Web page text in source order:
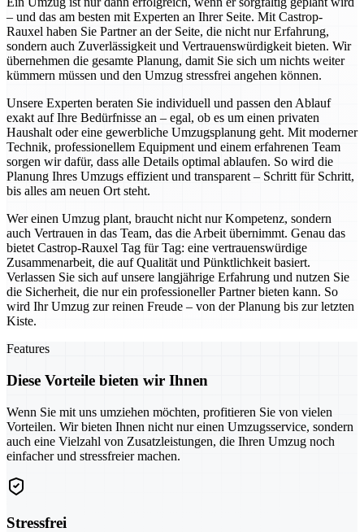
– und das am besten mit Experten an Ihrer Seite. Mit Castrop-
Rauxel haben Sie Partner an der Seite, die nicht nur Erfahrung,
sondern auch Zuverlässigkeit und Vertrauenswürdigkeit bieten. Wir
übernehmen die gesamte Planung, damit Sie sich um nichts weiter
kümmern müssen und den Umzug stressfrei angehen können.
Unsere Experten beraten Sie individuell und passen den Ablauf
exakt auf Ihre Bedürfnisse an – egal, ob es um einen privaten
Haushalt oder eine gewerbliche Umzugsplanung geht. Mit moderner
Technik, professionellem Equipment und einem erfahrenen Team
sorgen wir dafür, dass alle Details optimal ablaufen. So wird die
Planung Ihres Umzugs effizient und transparent – Schritt für Schritt,
bis alles am neuen Ort steht.
Wer einen Umzug plant, braucht nicht nur Kompetenz, sondern
auch Vertrauen in das Team, das die Arbeit übernimmt. Genau das
bietet Castrop-Rauxel Tag für Tag: eine vertrauenswürdige
Zusammenarbeit, die auf Qualität und Pünktlichkeit basiert.
Verlassen Sie sich auf unsere langjährige Erfahrung und nutzen Sie
die Sicherheit, die nur ein professioneller Partner bieten kann. So
wird Ihr Umzug zur reinen Freude – von der Planung bis zur letzten
Kiste.
Features
Diese Vorteile bieten wir Ihnen
Wenn Sie mit uns umziehen möchten, profitieren Sie von vielen
Vorteilen. Wir bieten Ihnen nicht nur einen Umzugsservice, sondern
auch eine Vielzahl von Zusatzleistungen, die Ihren Umzug noch
einfacher und stressfreier machen.
Stressfrei